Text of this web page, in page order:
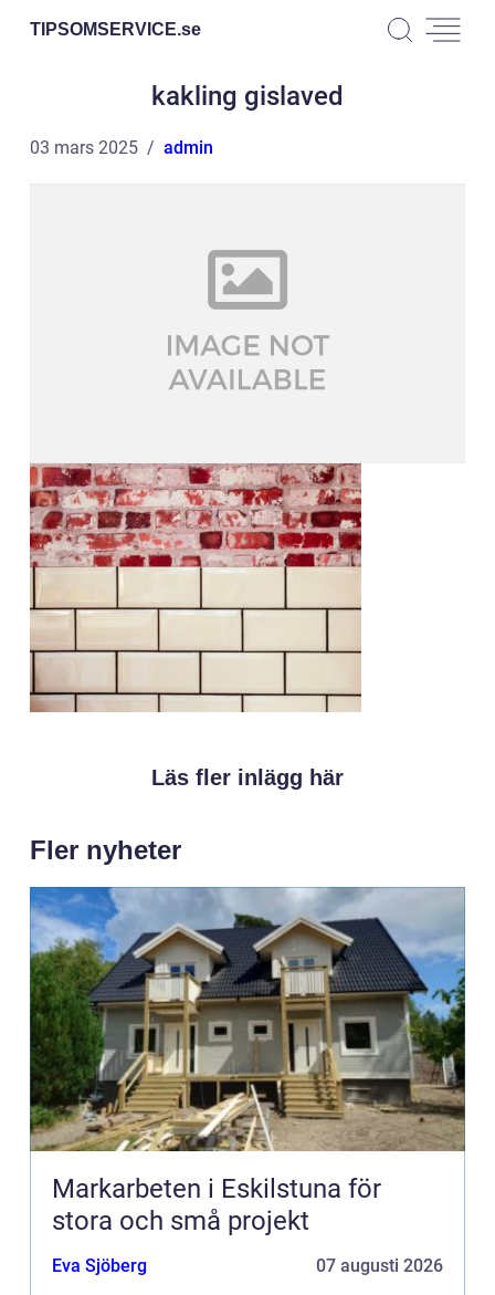
TIPSOMSERVICE.se
kakling gislaved
03 mars 2025 admin
Läs fler inlägg här
Fler nyheter
Markarbeten i Eskilstuna för
stora och små projekt
Eva Sjöberg 07 augusti 2026